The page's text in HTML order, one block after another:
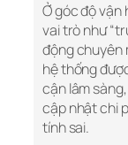
Ở góc độ vận
vai trò như
động chuyên
hệ thống
cận lâm
cập nhật chi
tính sai.